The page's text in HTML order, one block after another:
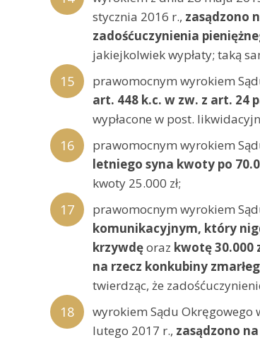
stycznia 2016 r., zasądzono
zadośćuczynienia
jakiejkolwiek wypłaty; taką
prawomocnym wyrokiem
art. 448 k.c. w zw. z art. 24
wypłacone w post.
prawomocnym wyrokiem
letniego syna kwoty po
kwoty 25.000 zł;
prawomocnym wyrokiem
komunikacyjnym, który
krzywdęoraz kwotę 30.000
na rzecz konkubiny
twierdząc, że
wyrokiem Sądu Okręgowego
lutego 2017 r., zasądzono